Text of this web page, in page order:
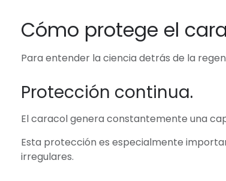
Cómo protege el
Para entender la ciencia detrás de la
Protección continua.
El caracol genera constantemente una
Esta protección es especialmente
irregulares.